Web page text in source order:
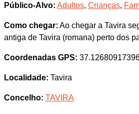
Público-Alvo: Adultos, Crianças,
Como chegar: Ao chegar a Tavira
antiga de Tavira (romana) perto dos
Coordenadas GPS:
Localidade: Tavira
Concelho: TAVIRA